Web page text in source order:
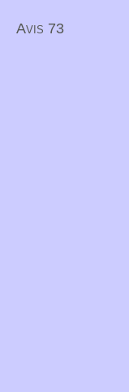
Avis 73